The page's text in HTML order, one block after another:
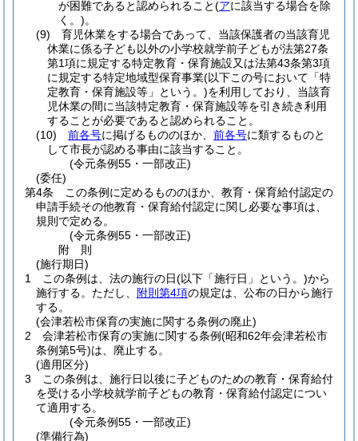
が困難であると認められること(アに該当する場合を除
く。)。
(9)
育児休業をする場合であって、当該保護者の当該育児
休業に係る子ども以外の小学校就学前子どもが法第27条
第1項に規定する特定教育・保育施設又は法第43条第3項
に規定する特定地域型保育事業(以下この号において「特
定教育・保育施設等」という。)を利用しており、当該育
児休業の間に当該特定教育・保育施設等を引き続き利用
することが必要であると認められること。
(10)
前各号に掲げるもののほか、 前各号に類するものと
して市長が認める事由に該当すること。
(令元条例55・一部改正)
(委任)
第4条
この条例に定めるもののほか、教育・保育給付認定の
申請手続その他教育・保育給付認定に関し必要な事項は、
規則で定める。
(令元条例55・一部改正)
附 則
(施行期日)
1
この条例は、法の施行の日(以下「施行日」という。)から
施行する。 ただし、 附則第4項の規定は、公布の日から施行
する。
(会津若松市保育の実施に関する条例の廃止)
2
会津若松市保育の実施に関する条例(昭和62年会津若松市
条例第5号)は、廃止する。
(適用区分)
3
この条例は、施行日以後に子どものための教育・保育給付
を受ける小学校就学前子どもの教育・保育給付認定につい
て適用する。
(令元条例55・一部改正)
(準備行為)